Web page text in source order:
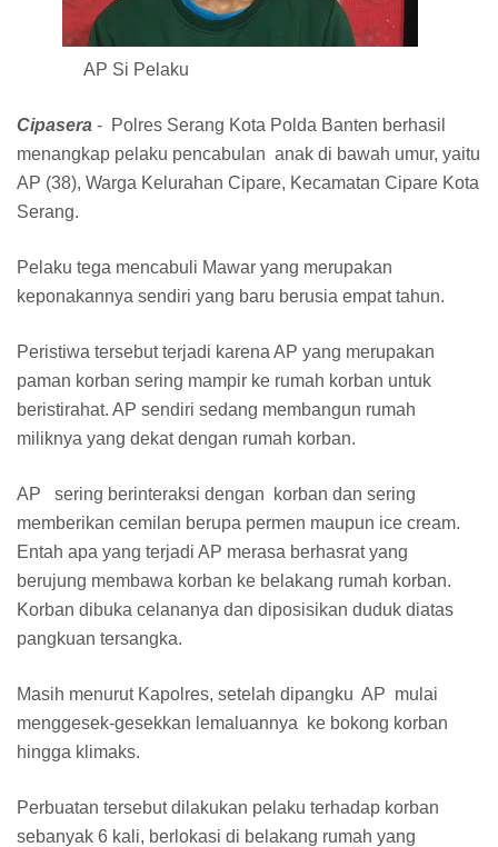
AP Si Pelaku
Cipasera - Polres Serang Kota Polda Banten berhasil
menangkap pelaku pencabulan anak di bawah umur, yaitu
AP (38), Warga Kelurahan Cipare, Kecamatan Cipare Kota
Serang.
Pelaku tega mencabuli Mawar yang merupakan
keponakannya sendiri yang baru berusia empat tahun.
Peristiwa tersebut terjadi karena AP yang merupakan
paman korban sering mampir ke rumah korban untuk
beristirahat. AP sendiri sedang membangun rumah
miliknya yang dekat dengan rumah korban.
AP sering berinteraksi dengan korban dan sering
memberikan cemilan berupa permen maupun ice cream.
Entah apa yang terjadi AP merasa berhasrat yang
berujung membawa korban ke belakang rumah korban.
Korban dibuka celananya dan diposisikan duduk diatas
pangkuan tersangka.
Masih menurut Kapolres, setelah dipangku AP mulai
menggesek-gesekkan lemaluannya ke bokong korban
hingga klimaks.
Perbuatan tersebut dilakukan pelaku terhadap korban
sebanyak 6 kali, berlokasi di belakang rumah yang